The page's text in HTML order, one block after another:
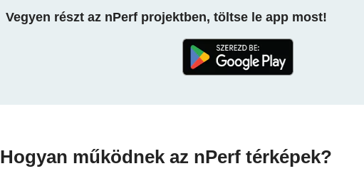
Vegyen részt az nPerf projektben, töltse le app most!
Hogyan működnek az nPerf térképek?